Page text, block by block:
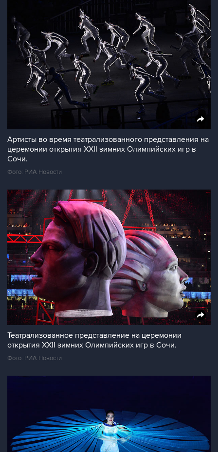
Артисты во время театрализованного представления на
церемонии открытия XXII зимних Олимпийских игр в
Сочи.
Фото: РИА Новости
Театрализованное представление на церемонии
открытия XXII зимних Олимпийских игр в Сочи.
Фото: РИА Новости